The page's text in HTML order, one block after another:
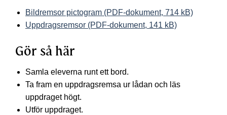
Bildremsor pictogram (PDF-dokument, 714 kB)
Uppdragsremsor (PDF-dokument, 141 kB)
Gör så här
Samla eleverna runt ett bord.
Ta fram en uppdragsremsa ur lådan och läs
uppdraget högt.
Utför uppdraget.